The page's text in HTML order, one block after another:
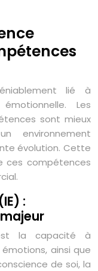
lié à
Les
sont mieux
environnement
évolution. Cette
ces compétences
:
est la capacité à
ainsi que
de soi, la